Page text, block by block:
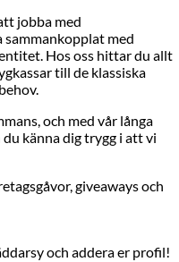
jobba med
med
Hos oss hittar du allt
till de klassiska
och med vår långa
känna dig trygg i att vi
giveaways och
och addera er profil!